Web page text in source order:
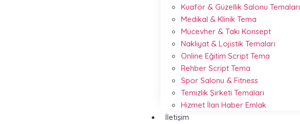
Kuaför & Güzellik Salonu Temaları
Medikal & Klinik Tema
Mücevher & Takı Konsept
Nakliyat & Lojistik Temaları
Online Eğitim Script Tema
Rehber Script Tema
Spor Salonu & Fitness
Temizlik Şirketi Temaları
Hizmet İlan Haber Emlak
İletişim